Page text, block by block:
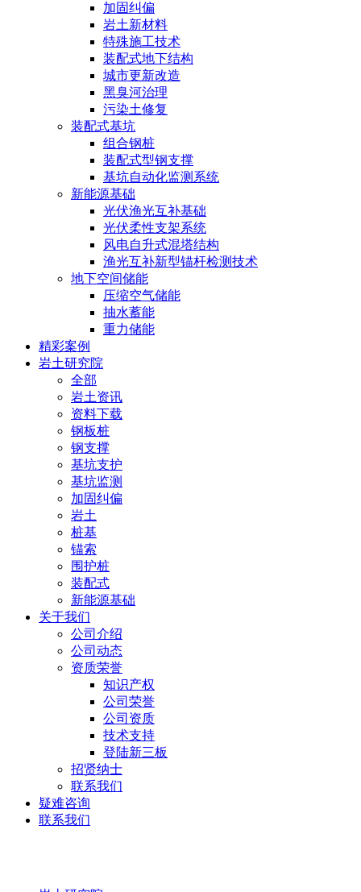
加固纠偏
岩土新材料
特殊施工技术
装配式地下结构
城市更新改造
黑臭河治理
污染土修复
装配式基坑
组合钢桩
装配式型钢支撑
基坑自动化监测系统
新能源基础
光伏渔光互补基础
光伏柔性支架系统
风电自升式混塔结构
渔光互补新型锚杆检测技术
地下空间储能
压缩空气储能
抽水蓄能
重力储能
精彩案例
岩土研究院
全部
岩土资讯
资料下载
钢板桩
钢支撑
基坑支护
基坑监测
加固纠偏
岩土
桩基
锚索
围护桩
装配式
新能源基础
关于我们
公司介绍
公司动态
资质荣誉
知识产权
公司荣誉
公司资质
技术支持
登陆新三板
招贤纳士
联系我们
疑难咨询
联系我们